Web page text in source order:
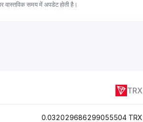
वास्तविक समय में अपडेट होती है।
TRX
0.032029686299055504 TRX